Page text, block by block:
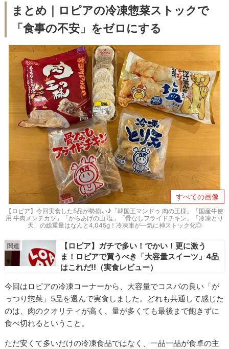
まとめ｜ロピアの冷凍惣菜ストックで
「食事の不安」をゼロにする
すべての画像
【ロピア】今回実食した5品が勢揃い♪「韓国王マンドゥ 肉の王様」「国産牛使
用 牛肉メンチカツ」「からあげの山 塩」「骨なしフライドチキン」「冷凍とり
天」の総重量はなんと4,045g！冷凍庫が一気に神ストック化◎
【ロピア】ガチで多い！でかい！更に激う
ま！ロピアで買うべき「大容量スイーツ」4品
はこれだ!!（実食レビュー）
今回はロピアの冷凍コーナーから、大容量でコスパの良い「が
っつり惣菜」5品を選んで実食しました。どれも共通して感じた
のは、肉のクオリティが高く、量が多くても最後まで飽きずに
食べ切れるということ。
ただ安くて多いだけの冷凍食品ではなく、一品一品が食卓の主